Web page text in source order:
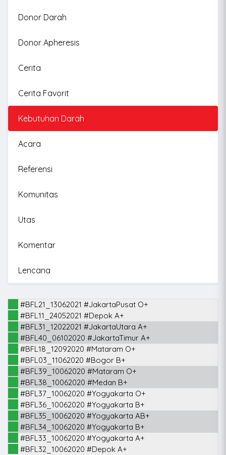
Donor Darah
Donor Apheresis
Cerita
Cerita Favorit
Kebutuhan Darah
Acara
Referensi
Komunitas
Utas
Komentar
Lencana
#BFL21_13062021 #JakartaPusat O+
#BFL11_24052021 #Depok A+
#BFL31_12022021 #JakartaUtara A+
#BFL40_06102020 #JakartaTimur A+
#BFL18_12092020 #Mataram O+
#BFL03_11062020 #Bogor B+
#BFL39_10062020 #Mataram O+
#BFL38_10062020 #Medan B+
#BFL37_10062020 #Yogyakarta O+
#BFL36_10062020 #Yogyakarta B+
#BFL35_10062020 #Yogyakarta AB+
#BFL34_10062020 #Yogyakarta B+
#BFL33_10062020 #Yogyakarta A+
#BFL32_10062020 #Depok A+